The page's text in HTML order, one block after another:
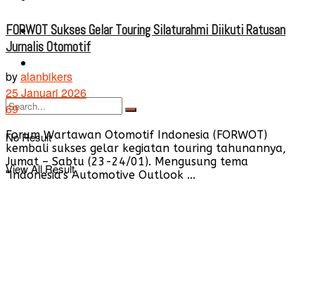
Bikers Cars
No Result
View All Result
FORWOT Sukses Gelar Touring Silaturahmi Diikuti Ratusan
Jurnalis Otomotif
byalanbikers
25 Januari 2026
69
Forum Wartawan Otomotif Indonesia (FORWOT)
kembali sukses gelar kegiatan touring tahunannya,
Jumat – Sabtu (23-24/01). Mengusung tema
"Indonesia's Automotive Outlook ...